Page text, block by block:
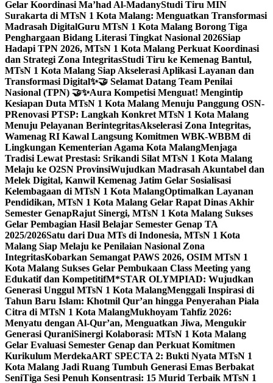
Gelar Koordinasi Ma’had Al-MadanyStudi Tiru MIN
Surakarta di MTsN 1 Kota Malang: Menguatkan Transformasi
Madrasah DigitalGuru MTsN 1 Kota Malang Borong Tiga
Penghargaan Bidang Literasi Tingkat Nasional 2026Siap
Hadapi TPN 2026, MTsN 1 Kota Malang Perkuat Koordinasi
dan Strategi Zona IntegritasStudi Tiru ke Kemenag Bantul,
MTsN 1 Kota Malang Siap Akselerasi Aplikasi Layanan dan
Transformasi Digital✨🤝 Selamat Datang Team Penilai
Nasional (TPN) 🤝✨Aura Kompetisi Menguat! Mengintip
Kesiapan Duta MTsN 1 Kota Malang Menuju Panggung OSN-
PRenovasi PTSP: Langkah Konkret MTsN 1 Kota Malang
Menuju Pelayanan BerintegritasAkselerasi Zona Integritas,
Wamenag RI Kawal Langsung Komitmen WBK-WBBM di
Lingkungan Kementerian Agama Kota MalangMenjaga
Tradisi Lewat Prestasi: Srikandi Silat MTsN 1 Kota Malang
Melaju ke O2SN ProvinsiWujudkan Madrasah Akuntabel dan
Melek Digital, Kanwil Kemenag Jatim Gelar Sosialisasi
Kelembagaan di MTsN 1 Kota MalangOptimalkan Layanan
Pendidikan, MTsN 1 Kota Malang Gelar Rapat Dinas Akhir
Semester GenapRajut Sinergi, MTsN 1 Kota Malang Sukses
Gelar Pembagian Hasil Belajar Semester Genap TA
2025/2026Satu dari Dua MTs di Indonesia, MTsN 1 Kota
Malang Siap Melaju ke Penilaian Nasional Zona
IntegritasKobarkan Semangat PAWS 2026, OSIM MTsN 1
Kota Malang Sukses Gelar Pembukaan Class Meeting yang
Edukatif dan KompetitifM*STAR OLYMPIAD: Wujudkan
Generasi Unggul MTsN 1 Kota MalangMenggali Inspirasi di
Tahun Baru Islam: Khotmil Qur’an hingga Penyerahan Piala
Citra di MTsN 1 Kota MalangMukhoyam Tahfiz 2026:
Menyatu dengan Al-Qur’an, Menguatkan Jiwa, Mengukir
Generasi QuraniSinergi Kolaborasi: MTsN 1 Kota Malang
Gelar Evaluasi Semester Genap dan Perkuat Komitmen
Kurikulum MerdekaART SPECTA 2: Bukti Nyata MTsN 1
Kota Malang Jadi Ruang Tumbuh Generasi Emas Berbakat
SeniTiga Sesi Penuh Konsentrasi: 15 Murid Terbaik MTsN 1